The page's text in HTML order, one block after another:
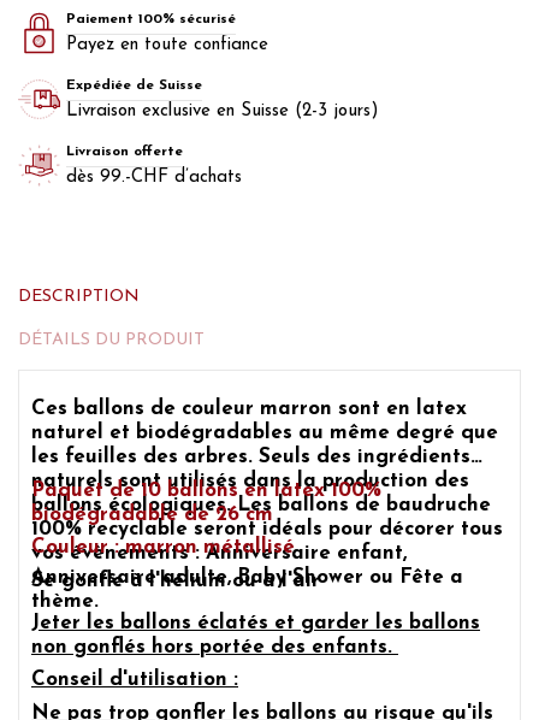
Paiement 100% sécurisé
Payez en toute confiance
Expédiée de Suisse
Livraison exclusive en Suisse (2-3 jours)
Livraison offerte
dès 99.-CHF d’achats
DESCRIPTION
DÉTAILS DU PRODUIT
Ces ballons de couleur marron sont en latex
naturel et biodégradables au même degré que
les feuilles des arbres. Seuls des ingrédients
naturels sont utilisés dans la production des
ballons écologiques.Les ballons de baudruche
100% recyclable seront idéals pour décorer tous
vos évènements :Anniversaire enfant,
Anniversaire adulte, Baby Shower ou Fête a
thème.
Paquet de 10 ballons en latex 100%
biodégradable de 26 cm
Couleur : marron métallisé
Se gonfle à l'hélium ou à l'air
Jeter les ballons éclatés et garder les ballons
non gonflés hors portée des enfants.
Conseil d'utilisation :
Ne pas trop gonfler les ballons au risque qu'ils